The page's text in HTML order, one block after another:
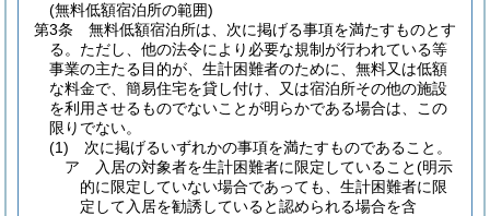
(無料低額宿泊所の範囲)
第3条
無料低額宿泊所は、次に掲げる事項を満たすものとす
る。 ただし、他の法令により必要な規制が行われている等
事業の主たる目的が、生計困難者のために、無料又は低額
な料金で、簡易住宅を貸し付け、又は宿泊所その他の施設
を利用させるものでないことが明らかである場合は、この
限りでない。
(1)
次に掲げるいずれかの事項を満たすものであること。
ア
入居の対象者を生計困難者に限定していること(明示
的に限定していない場合であっても、生計困難者に限
定して入居を勧誘していると認められる場合を含